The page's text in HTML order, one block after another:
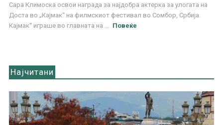
Сара Климоска освои награда за најдобра актерка за улогата на
Доста во „Кајмак“ на филмскиот фестивал во Сомбор, Србија.
Кајмак“ играше во главната на ...
Повеќе
Најчитани